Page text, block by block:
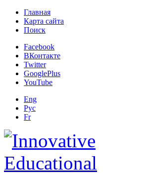
Главная
Карта сайта
Поиск
Facebook
ВКонтакте
Twitter
GooglePlus
YouTube
Eng
Рус
Fr